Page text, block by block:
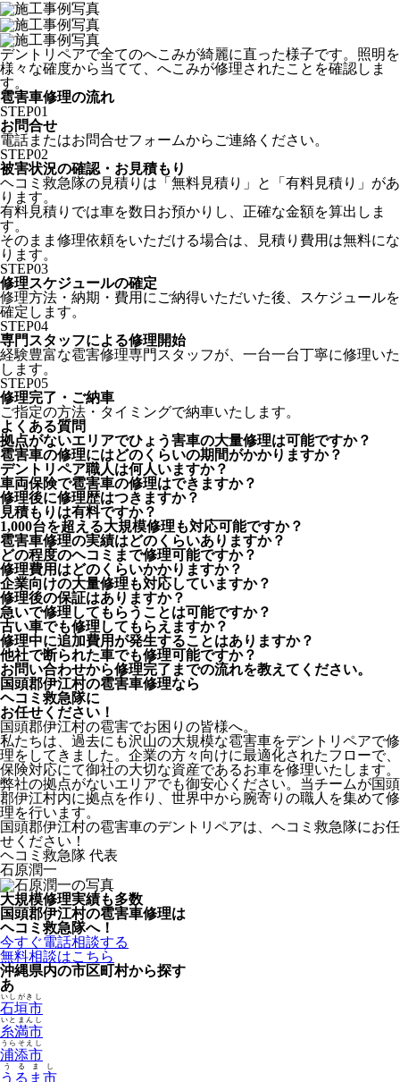
デントリペアで全てのへこみが綺麗に直った様子です。照明を
様々な確度から当てて、へこみが修理されたことを確認しま
す。
雹害車修理の流れ
STEP01
お問合せ
電話またはお問合せフォームからご連絡ください。
STEP02
被害状況の確認・お見積もり
ヘコミ救急隊の見積りは「無料見積り」と「有料見積り」があ
ります。
有料見積りでは車を数日お預かりし、正確な金額を算出しま
す。
そのまま修理依頼をいただける場合は、見積り費用は無料にな
ります。
STEP03
修理スケジュールの確定
修理方法・納期・費用にご納得いただいた後、スケジュールを
確定します。
STEP04
専門スタッフによる修理開始
経験豊富な雹害修理専門スタッフが、一台一台丁寧に修理いた
します。
STEP05
修理完了・ご納車
ご指定の方法・タイミングで納車いたします。
よくある質問
拠点がないエリアでひょう害車の大量修理は可能ですか？
雹害車の修理にはどのくらいの期間がかかりますか？
デントリペア職人は何人いますか？
車両保険で雹害車の修理はできますか？
修理後に修理歴はつきますか？
見積もりは有料ですか？
1,000台を超える大規模修理も対応可能ですか？
雹害車修理の実績はどのくらいありますか？
どの程度のヘコミまで修理可能ですか？
修理費用はどのくらいかかりますか？
企業向けの大量修理も対応していますか？
修理後の保証はありますか？
急いで修理してもらうことは可能ですか？
古い車でも修理してもらえますか？
修理中に追加費用が発生することはありますか？
他社で断られた車でも修理可能ですか？
お問い合わせから修理完了までの流れを教えてください。
国頭郡伊江村の雹害車修理なら
ヘコミ救急隊に
お任せください！
国頭郡伊江村の雹害でお困りの皆様へ。
私たちは、過去にも沢山の大規模な雹害車をデントリペアで修
理をしてきました。企業の方々向けに最適化されたフローで、
保険対応にて御社の大切な資産であるお車を修理いたします。
弊社の拠点がないエリアでも御安心ください。当チームが国頭
郡伊江村内に拠点を作り、世界中から腕寄りの職人を集めて修
理を行います。
国頭郡伊江村の雹害車のデントリペアは、ヘコミ救急隊にお任
せください！
ヘコミ救急隊 代表
石原潤一
大規模修理実績も多数
国頭郡伊江村の雹害車修理は
ヘコミ救急隊へ！
今すぐ電話相談する
無料相談はこちら
沖縄県内の市区町村から探す
あ
石垣市
いしがきし
糸満市
いとまんし
浦添市
うらそえし
うるま市
うるまし